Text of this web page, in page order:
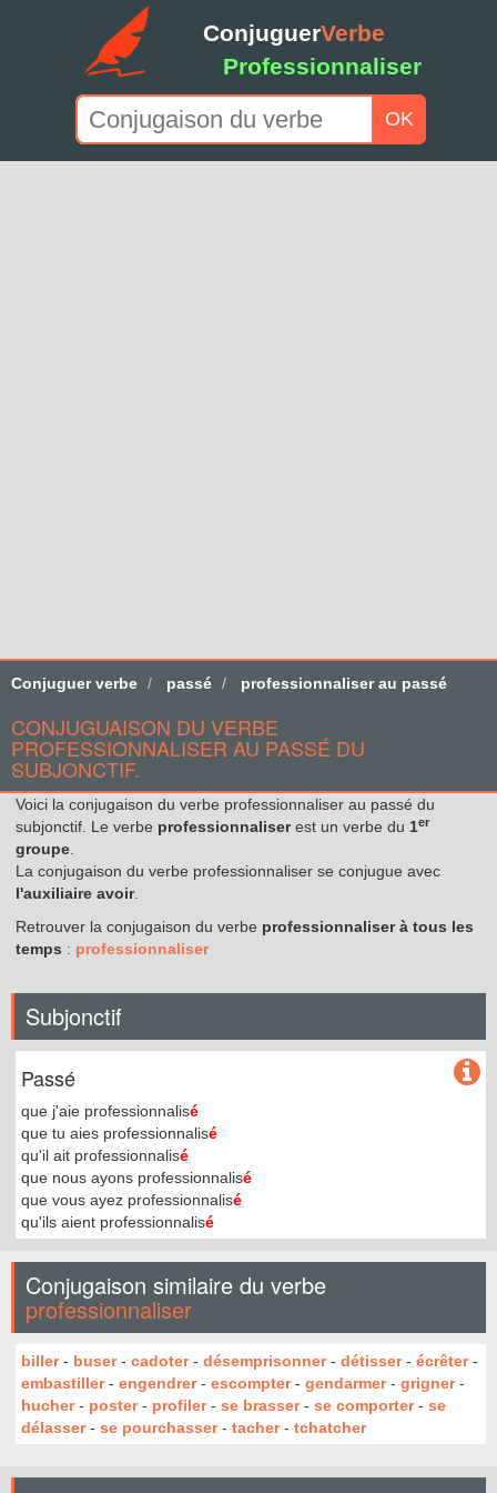
ConjuguerVerbe
Professionnaliser
OK
Conjuguer verbe passé professionnaliser au passé
CONJUGUAISON DU VERBE
PROFESSIONNALISER AU PASSÉ DU
SUBJONCTIF.
Voici la conjugaison du verbe professionnaliser au passé du
subjonctif. Le verbe professionnaliserest un verbe du 1er
groupe
La conjugaison du verbe professionnaliser se conjugue avec
l'auxiliaire avoir.
Retrouver la conjugaison du verbe professionnaliser à tous les
temps : professionnaliser
Subjonctif
Passé
que j'aie professionnalisé
que tu aies professionnalisé
qu'il ait professionnalisé
que nous ayons professionnalisé
que vous ayez professionnalisé
qu'ils aient professionnalisé
Conjugaison similaire du verbe
professionnaliser
biller- buser- cadoter- désemprisonner- détisser- écrêter-
embastiller- engendrer- escompter- gendarmer- grigner-
hucher- poster- profiler- se brasser- se comporter- se
délasser- se pourchasser- tacher- tchatcher